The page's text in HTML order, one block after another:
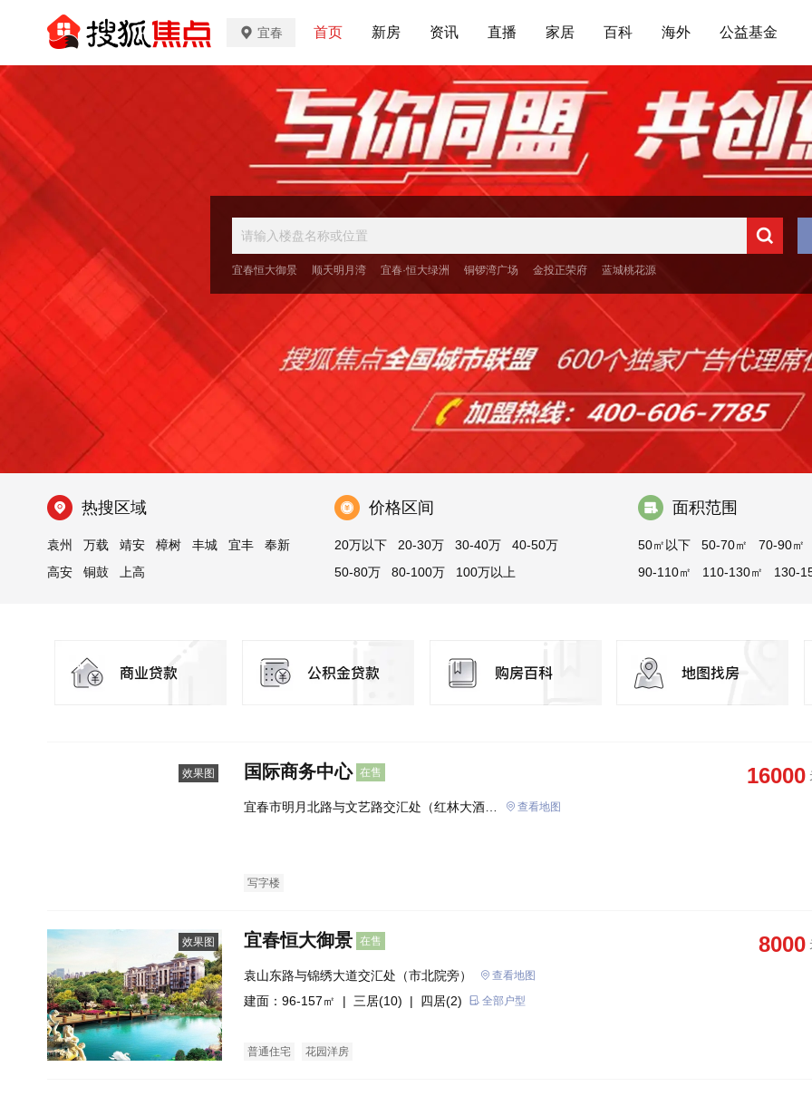
宜春 首页 新房 资讯 直播 家居 百科 海外 公益基金
宜春恒大御景 顺天明月湾 宜春·恒大绿洲 铜锣湾广场 金投正荣府 蓝城桃花源
热搜区域
袁州 万载 靖安 樟树 丰城 宜丰
奉新
高安
铜鼓 上高
价格区间
20万以下 20-30万 30-40万
40-50万
50-80万
80-100万 100万以上
面积范围
50㎡以下 50-70㎡
70-90㎡
90-110㎡
110-130㎡
130-
效果图 国际商务中心 在售 16000
宜春市明月北路与文艺路交汇处（红林大酒店
查看地图
写字楼
效果图 宜春恒大御景 在售 8000
袁山东路与锦绣大道交汇处（市北院旁） 查看地图
建面：96-157㎡ | 三居(10) | 四居(2) 全部户型
普通住宅 花园洋房